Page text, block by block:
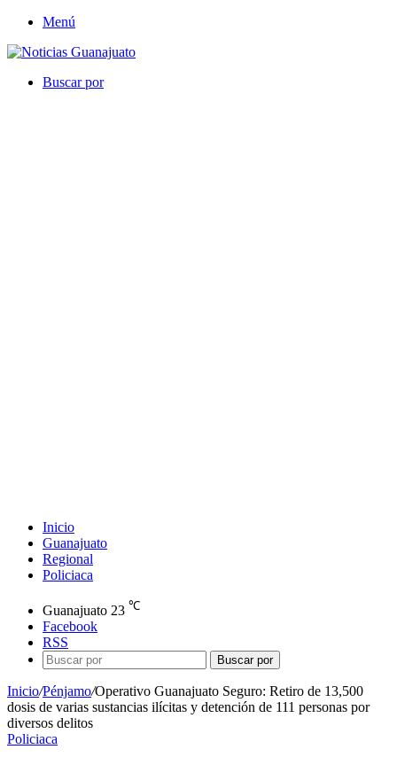
Menú
Buscar por
Inicio
Guanajuato
Regional
Policiaca
Guanajuato 23 ℃
Facebook
RSS
Buscar por
Inicio/Pénjamo/Operativo Guanajuato Seguro: Retiro de 13,500
dosis de varias sustancias ilícitas y detención de 111 personas por
diversos delitos
Policiaca